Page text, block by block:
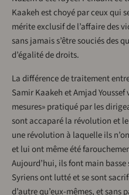
Kaakeh est choyé par ceux qui
mérite exclusif de l’affaire des
sans jamais s’être souciés des
d’égalité de droits.
La différence de traitement
Samir Kaakeh et Amjad
mesures» pratiqué par les
sont accaparé la révolution et
une révolution à laquelle ils
et lui ont même été
Aujourd’hui, ils font main
Syriens ont lutté et se sont
d’autre qu’eux-mêmes, et